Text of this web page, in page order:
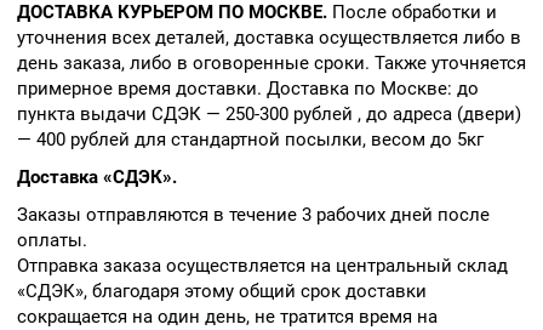
ДОСТАВКА КУРЬЕРОМ ПО МОСКВЕ. После обработки и
уточнения всех деталей, доставка осуществляется либо в
день заказа, либо в оговоренные сроки. Также уточняется
примерное время доставки. Доставка по Москве: до
пункта выдачи СДЭК — 250-300 рублей , до адреса (двери)
— 400 рублей для стандартной посылки, весом до 5кг
Доставка «СДЭК».
Заказы отправляются в течение 3 рабочих дней после
оплаты.
Отправка заказа осуществляется на центральный склад
«СДЭК», благодаря этому общий срок доставки
сокращается на один день, не тратится время на